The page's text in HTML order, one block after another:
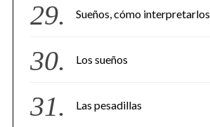
Sueños, cómo interpretarlos
Los sueños
Las pesadillas